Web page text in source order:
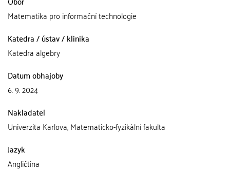
Matematika pro informační technologie
Katedra / ústav / klinika
Katedra algebry
Datum obhajoby
6. 9. 2024
Nakladatel
Univerzita Karlova, Matematicko-fyzikální fakulta
Jazyk
Angličtina